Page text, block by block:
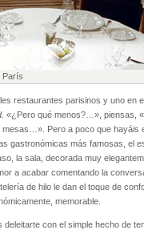
París
restaurantes parisinos y uno en
. «¿Pero qué menos?…», piensas,
Pero a poco que hayáis
gastronómicas más famosas, el
la sala, decorada muy
a acabar comentando la
de hilo le dan el toque de
memorable.
con el simple hecho de